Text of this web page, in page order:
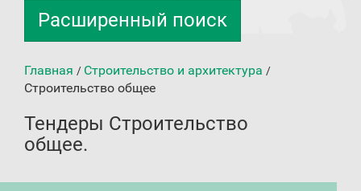
Расширенный поиск
Главная / Строительство и архитектура /
Строительство общее
Тендеры Строительство
общее.